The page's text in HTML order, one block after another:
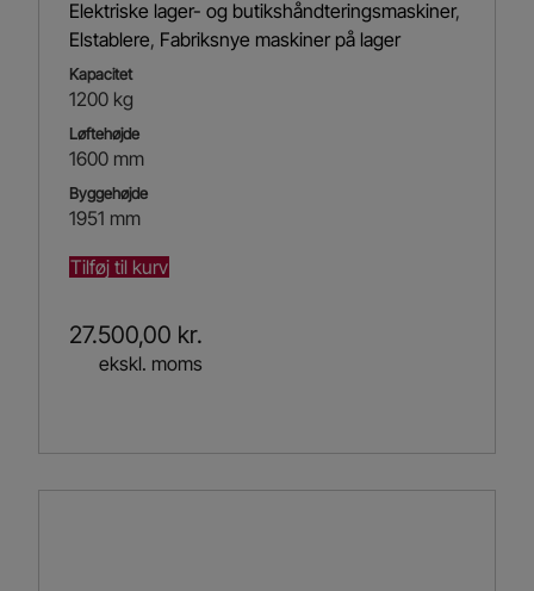
Elektriske lager- og butikshåndteringsmaskiner,
Elstablere, Fabriksnye maskiner på lager
Kapacitet
1200 kg
Løftehøjde
1600 mm
Byggehøjde
1951 mm
Tilføj til kurv
27.500,00 kr.
ekskl. moms